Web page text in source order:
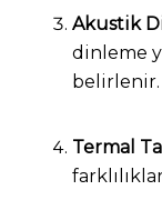
Akustik
dinleme
belirlenir.
Termal